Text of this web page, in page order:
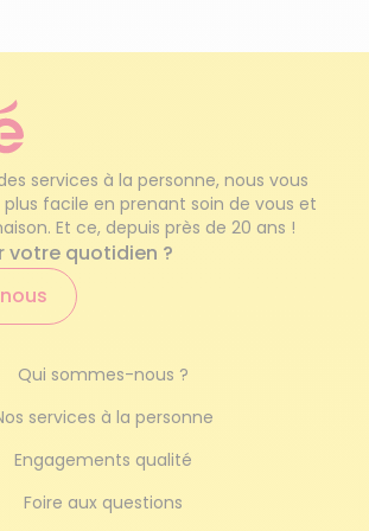
Pour votre entière satisfaction, ils
une
à
?
le quotidien
avec des prestations
Avec Azaé Narbonne, c’est
parent âgéou ensituation de
votre famille ? Vous pouvez
viecorrespondant à vos
occasionnel
de femme de ménage
haut de gamme
services à la personne, nous vous
plus facile en prenant soin de vous et
Et ce, depuis près de 20 ans !
votre quotidien ?
Qui sommes-nous ?
services à la personne
Engagements qualité
Foire aux questions